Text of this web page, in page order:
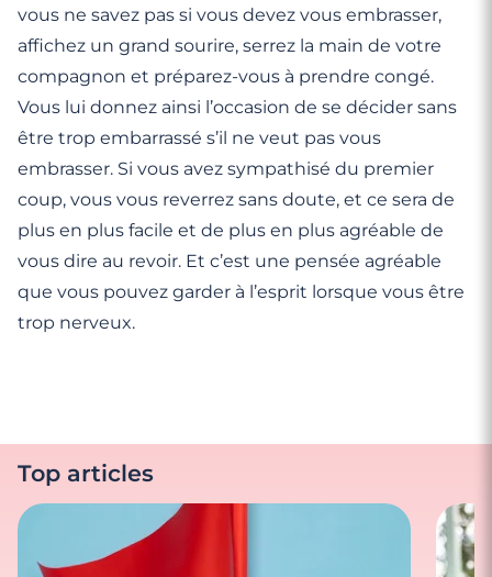
vous ne savez pas si vous devez vous embrasser,
affichez un grand sourire, serrez la main de votre
compagnon et préparez-vous à prendre congé.
Vous lui donnez ainsi l’occasion de se décider sans
être trop embarrassé s’il ne veut pas vous
embrasser. Si vous avez sympathisé du premier
coup, vous vous reverrez sans doute, et ce sera de
plus en plus facile et de plus en plus agréable de
vous dire au revoir. Et c’est une pensée agréable
que vous pouvez garder à l’esprit lorsque vous être
trop nerveux.
Top articles